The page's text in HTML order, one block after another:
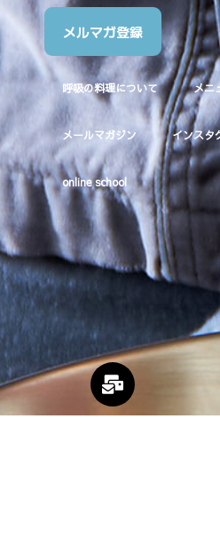
メルマガ登録
呼吸の料理について メニ
メールマガジン インスタ
online school